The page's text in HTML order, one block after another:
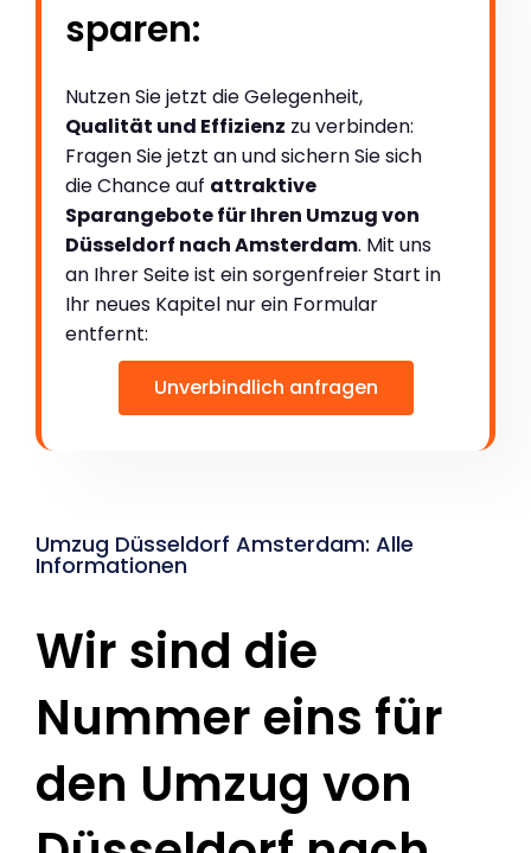
sparen:
Nutzen Sie jetzt die Gelegenheit,
Qualität und Effizienz zu verbinden:
Fragen Sie jetzt an und sichern Sie sich
die Chance auf attraktive
Sparangebote für Ihren Umzug von
Düsseldorf nach Amsterdam. Mit uns
an Ihrer Seite ist ein sorgenfreier Start in
Ihr neues Kapitel nur ein Formular
entfernt:
Unverbindlich anfragen
Umzug Düsseldorf Amsterdam: Alle
Informationen
Wir sind die
Nummer eins für
den Umzug von